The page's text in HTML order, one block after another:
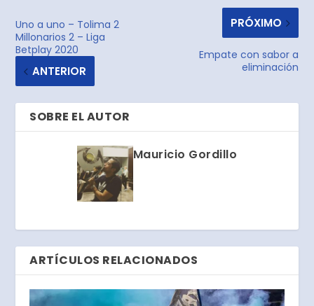
Uno a uno – Tolima 2
Millonarios 2 – Liga
Betplay 2020
ANTERIOR
PRÓXIMO
Empate con sabor a
eliminación
SOBRE EL AUTOR
Mauricio Gordillo
ARTÍCULOS RELACIONADOS